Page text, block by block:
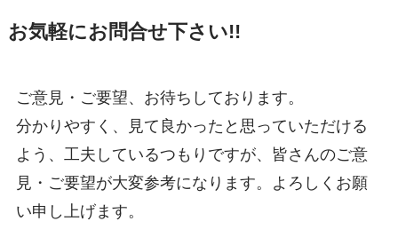
お気軽にお問合せ下さい!!
ご意見・ご要望、お待ちしております。
分かりやすく、見て良かったと思っていただける
よう、工夫しているつもりですが、皆さんのご意
見・ご要望が大変参考になります。よろしくお願
い申し上げます。